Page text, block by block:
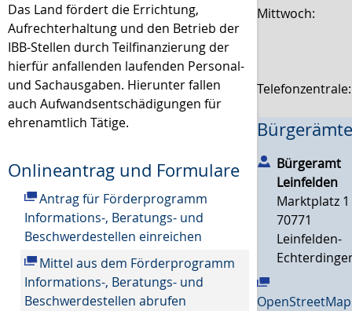
Das Land fördert die Errichtung,
Aufrechterhaltung und den Betrieb der
IBB-Stellen durch Teilfinanzierung der
hierfür anfallenden laufenden Personal-
und Sachausgaben. Hierunter fallen
auch Aufwandsentschädigungen für
ehrenamtlich Tätige.
Onlineantrag und Formulare
Antrag für Förderprogramm
Informations-, Beratungs- und
Beschwerdestellen einreichen
Mittel aus dem Förderprogramm
Informations-, Beratungs- und
Beschwerdestellen abrufen
Mittwoch:
Bürgeramt
Leinfelden
Marktplatz 1
70771
Leinfelden-
OpenStreetMap